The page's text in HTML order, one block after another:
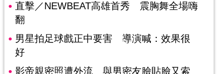
直擊／NEWBEAT高雄首秀 震胸舞全場嗨
翻
男星拍足球戲正中要害 導演喊：效果很
好
影帝親密照遭外流 與男密友臉貼臉又索